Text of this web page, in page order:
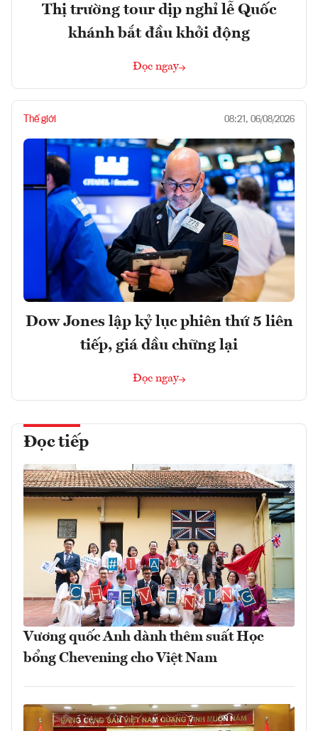
Thị trường tour dịp nghỉ lễ Quốc
khánh bắt đầu khởi động
Đọc ngay
Thế giới 08:21, 06/08/2026
Dow Jones lập kỷ lục phiên thứ 5 liên
tiếp, giá dầu chững lại
Đọc ngay
Đọc tiếp
Vương quốc Anh dành thêm suất Học
bổng Chevening cho Việt Nam